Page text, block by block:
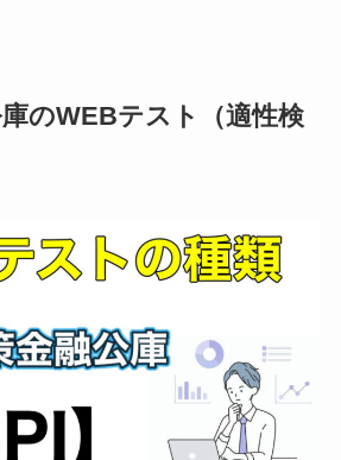
庫のWEBテスト（適性検